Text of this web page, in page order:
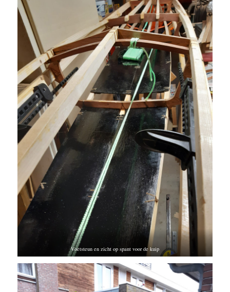
Voetsteun en zicht op spant voor de kuip